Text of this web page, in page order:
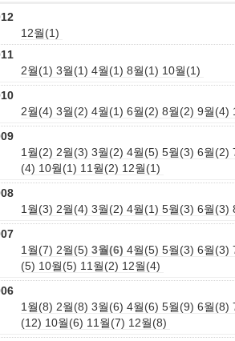
12월(1)
2월(1) 3월(1) 4월(1) 8월(1) 10월(1)
2월(4) 3월(2) 4월(1) 6월(2) 8월(2) 9월(4)
1월(2) 2월(3) 3월(2) 4월(5) 5월(3) 6월(2)
(4) 10월(1) 11월(2) 12월(1)
1월(3) 2월(4) 3월(2) 4월(1) 5월(3) 6월(3)
1월(7) 2월(5) 3월(6) 4월(5) 5월(3) 6월(3)
(5) 10월(5) 11월(2) 12월(4)
1월(8) 2월(8) 3월(6) 4월(6) 5월(9) 6월(8)
(12) 10월(6) 11월(7) 12월(8)